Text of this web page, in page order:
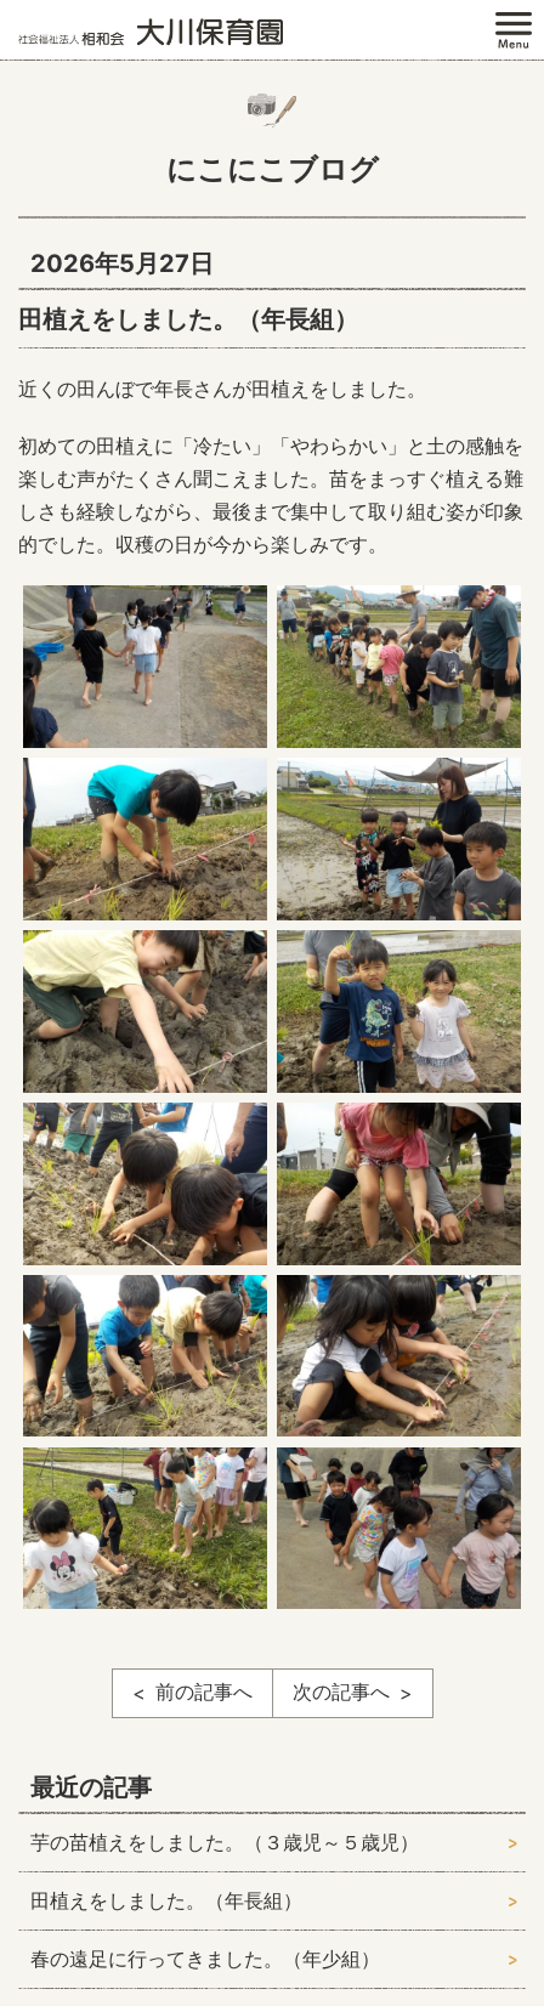
にこにこブログ
2026年5月27日
田植えをしました。（年長組）
近くの田んぼで年長さんが田植えをしました。
初めての田植えに「冷たい」「やわらかい」と土の感触を
楽しむ声がたくさん聞こえました。苗をまっすぐ植える難
しさも経験しながら、最後まで集中して取り組む姿が印象
的でした。収穫の日が今から楽しみです。
前の記事へ 次の記事へ
最近の記事
芋の苗植えをしました。（３歳児～５歳児）
田植えをしました。（年長組）
春の遠足に行ってきました。（年少組）